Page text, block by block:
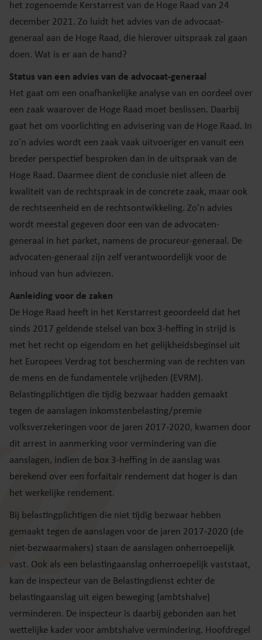
het zogenoemde Kerstarrest van de Hoge Raad van 24
december 2021. Zo luidt het advies van de advocaat-
generaal aan de Hoge Raad, die hierover uitspraak zal gaan
doen. Wat is er aan de hand?
Status van een advies van de advocaat-generaal
Het gaat om een onafhankelijke analyse van en oordeel over
een zaak waarover de Hoge Raad moet beslissen. Daarbij
gaat het om voorlichting en advisering van de Hoge Raad. In
zo’n advies wordt een zaak vaak uitvoeriger en vanuit een
breder perspectief besproken dan in de uitspraak van de
Hoge Raad. Daarmee dient de conclusie niet alleen de
kwaliteit van de rechtspraak in de concrete zaak, maar ook
de rechtseenheid en de rechtsontwikkeling. Zo’n advies
wordt meestal gegeven door een van de advocaten-
generaal in het parket, namens de procureur-generaal. De
advocaten-generaal zijn zelf verantwoordelijk voor de
inhoud van hun adviezen.
Aanleiding voor de zaken
De Hoge Raad heeft in het Kerstarrest geoordeeld dat het
sinds 2017 geldende stelsel van box 3-heffing in strijd is
met het recht op eigendom en het gelijkheidsbeginsel uit
het Europees Verdrag tot bescherming van de rechten van
de mens en de fundamentele vrijheden (EVRM).
Belastingplichtigen die tijdig bezwaar hadden gemaakt
tegen de aanslagen inkomstenbelasting/premie
volksverzekeringen voor de jaren 2017-2020, kwamen door
dit arrest in aanmerking voor vermindering van die
aanslagen, indien de box 3-heffing in de aanslag was
berekend over een forfaitair rendement dat hoger is dan
het werkelijke rendement.
Bij belastingplichtigen die niet tijdig bezwaar hebben
gemaakt tegen de aanslagen voor de jaren 2017-2020 (de
niet-bezwaarmakers) staan de aanslagen onherroepelijk
vast. Ook als een belastingaanslag onherroepelijk vaststaat,
kan de inspecteur van de Belastingdienst echter de
belastingaanslag uit eigen beweging (ambtshalve)
verminderen. De inspecteur is daarbij gebonden aan het
wettelijke kader voor ambtshalve vermindering. Hoofdregel